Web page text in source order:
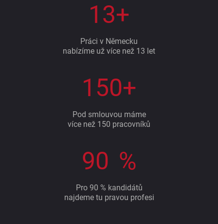
1
1
2
3
4
5
6
7
8
3
1
2
3
4
5
6
7
8
+
Práci v Německu
nabízíme už více než 13 let
1
1
2
3
4
5
50+
Pod smlouvou máme
více než 150 pracovníků
9
1
2
0
1
2
%
Pro 90 % kandidátů
najdeme tu pravou profesi